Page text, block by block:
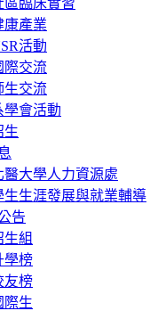
康產業
活動
際交流
生交流
學會活動
生
醫大學人力資源處
生生涯發展與就業輔導
告
生組
學榜
友榜
際生